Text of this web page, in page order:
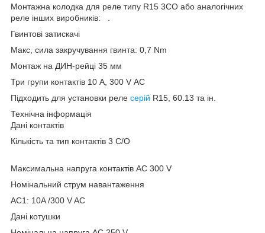
Монтажна колодка для реле типу R15 3CO або аналогічних
реле інших виробників: .
Гвинтові затискачі
Макс, сила закручування гвинта: 0,7 Nm
Монтаж на ДИН-рейці 35 мм
Три групи контактів 10 А, 300 V АС
Підходить для установки реле серій R15, 60.13 та ін.
Технічна інформація
Дані контактів
Кількість та тип контактів 3 C/O
Максимальна напруга контактів AC 300 V
Номінальний струм навантаження
AC1: 10A /300 V AC
Дані котушки